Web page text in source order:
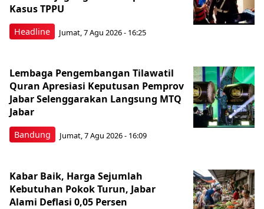
Headline
Kasus TPPU
Jumat, 7 Agu 2026 - 16:25
Bandung
Lembaga Pengembangan Tilawatil
Quran Apresiasi Keputusan Pemprov
Jabar Selenggarakan Langsung MTQ
Jabar
Jumat, 7 Agu 2026 - 16:09
Kabar Baik, Harga Sejumlah
Kebutuhan Pokok Turun, Jabar
Alami Deflasi 0,05 Persen